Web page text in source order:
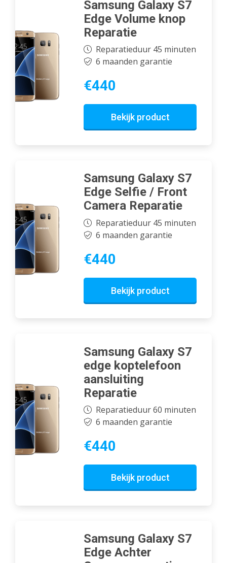
Samsung Galaxy S7
Edge Volume knop
Reparatie
Reparatieduur 45 minuten
6 maanden garantie
€440
Bekijk product
Samsung Galaxy S7
Edge Selfie / Front
Camera Reparatie
Reparatieduur 45 minuten
6 maanden garantie
€440
Bekijk product
Samsung Galaxy S7
edge koptelefoon
aansluiting
Reparatie
Reparatieduur 60 minuten
6 maanden garantie
€440
Bekijk product
Samsung Galaxy S7
Edge Achter